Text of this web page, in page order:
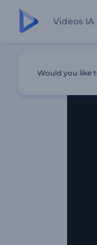
Videos IA
Would you like